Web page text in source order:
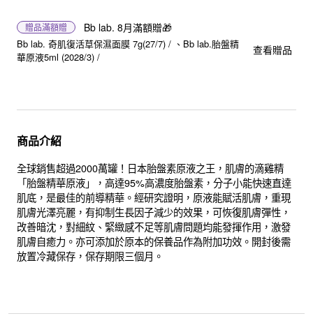
贈品滿額贈 Bb lab. 8月滿額贈🎁
Bb lab. 奇肌復活草保濕面膜 7g(27/7) /
Bb lab.胎盤精
華原液5ml (2028/3) /
查看贈品
商品介紹
全球銷售超過2000萬罐！日本胎盤素原液之王，肌膚的滴雞精
「胎盤精華原液」，高達95%高濃度胎盤素，分子小能快速直達
肌底，是最佳的前導精華。經研究證明，原液能賦活肌膚，重現
肌膚光澤亮麗，有抑制生長因子減少的效果，可恢復肌膚彈性，
改善暗沈，對細紋、緊緻感不足等肌膚問題均能發揮作用，激發
肌膚自癒力。亦可添加於原本的保養品作為附加功效。開封後需
放置冷藏保存，保存期限三個月。